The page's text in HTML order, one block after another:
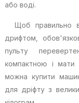
або воді.
Щоб правильно
дрифтом,
пульту
компактною і мати
можна купити
для дріфту з